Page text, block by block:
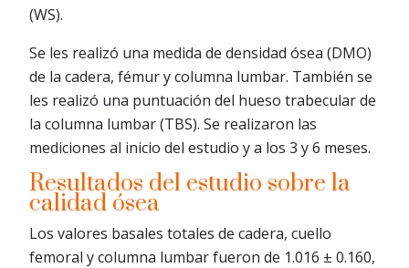
(WS).
Se les realizó una medida de densidad ósea (DMO)
de la cadera, fémur y columna lumbar. También se
les realizó una puntuación del hueso trabecular de
la columna lumbar (TBS). Se realizaron las
mediciones al inicio del estudio y a los 3 y 6 meses.
Resultados del estudio sobre la
calidad ósea
Los valores basales totales de cadera, cuello
femoral y columna lumbar fueron de 1.016 ± 0.160,